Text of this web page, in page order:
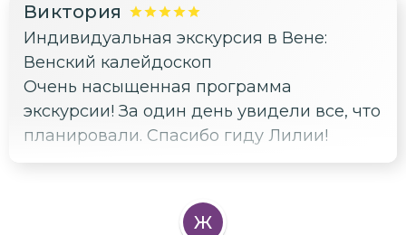
Виктория
Индивидуальная экскурсия в Вене:
Венский калейдоскоп
Очень насыщенная программа
экскурсии! За один день увидели все, что
планировали. Спасибо гиду Лилии!
Ж